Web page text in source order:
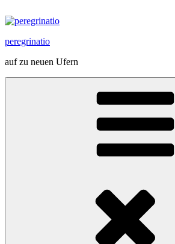
Inhalt
peregrinatio
auf zu neuen Ufern